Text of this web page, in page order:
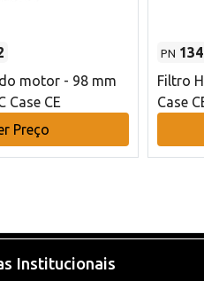
motor - 98 mm
Case CE
Preço
PN
Filtro
Case
Institucionais